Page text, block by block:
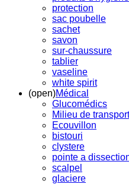
protection
sac poubelle
sachet
savon
sur-chaussure
tablier
vaseline
white spirit
(open)Médical
Glucomédics
Milieu de
Ecouvillon
bistouri
clystere
pointe a
scalpel
glaciere